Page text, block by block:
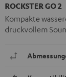
ROCKSTER GO 2
Kompakte
druckvollem